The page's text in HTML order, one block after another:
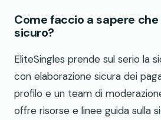
Come faccio a sapere che
sicuro?
EliteSingles prende sul serio la
con elaborazione sicura dei
profilo e un team di
offre risorse e linee guida sulla